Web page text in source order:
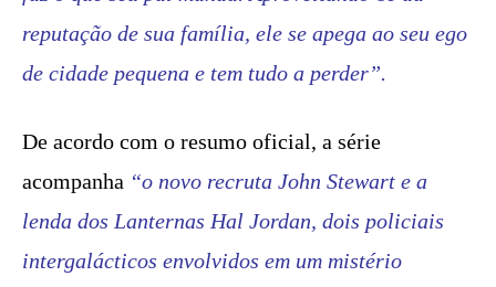
reputação de sua família, ele se apega ao seu ego
de cidade pequena e tem tudo a perder”.
De acordo com o resumo oficial, a série
acompanha “o novo recruta John Stewart e a
lenda dos Lanternas Hal Jordan, dois policiais
intergalácticos envolvidos em um mistério